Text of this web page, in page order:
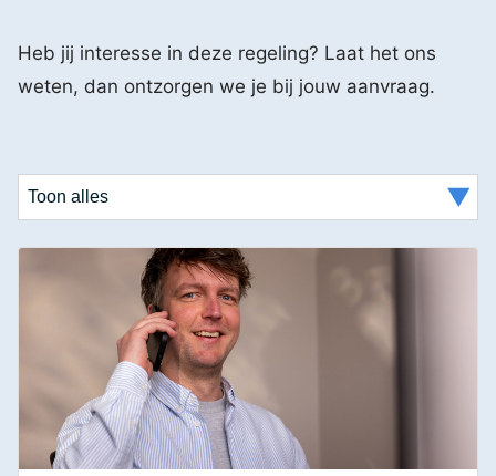
Heb jij interesse in deze regeling? Laat het ons
weten, dan ontzorgen we je bij jouw aanvraag.